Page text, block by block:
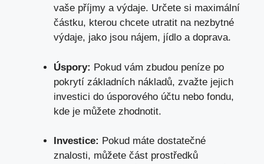
vaše příjmy a výdaje. Určete si maximální
částku, kterou chcete utratit na nezbytné
výdaje, jako jsou nájem, jídlo a doprava.
Úspory: Pokud vám zbudou peníze po
pokrytí základních nákladů, zvažte jejich
investici do úsporového účtu nebo fondu,
kde je můžete zhodnotit.
Investice: Pokud máte dostatečné
znalosti, můžete část prostředků